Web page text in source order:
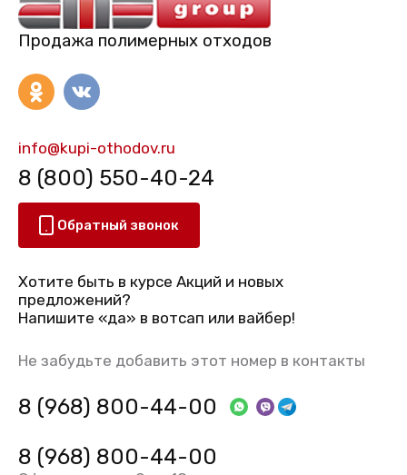
Продажа полимерных отходов
info@kupi-othodov.ru
8 (800) 550-40-24
Обратный звонок
Хотите быть в курсе Акций и новых
предложений?
Напишите «да» в вотсап или вайбер!
Не забудьте добавить этот номер в контакты
8 (968) 800-44-00
8 (968) 800-44-00